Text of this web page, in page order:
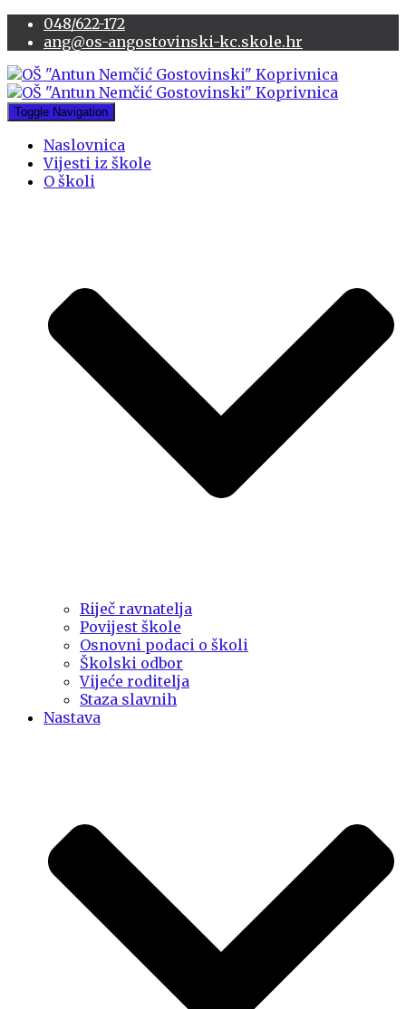
048/622-172
ang@os-angostovinski-kc.skole.hr
Toggle Navigation
Naslovnica
Vijesti iz škole
O školi
Riječ ravnatelja
Povijest škole
Osnovni podaci o školi
Školski odbor
Vijeće roditelja
Staza slavnih
Nastava